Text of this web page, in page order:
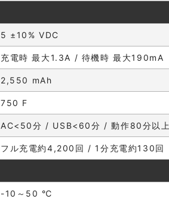
5 ±10% VDC
充電時 最大1.3A / 待機時 最大190mA
2,550 mAh
750 F
AC<50分 / USB<60分 / 動作80分以上
フル充電約4,200回 / 1分充電約130回
-10～50 ℃